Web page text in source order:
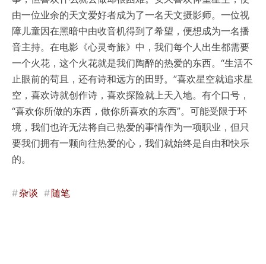
由一位业余的天文爱好者成为了一名天文摄影师。一位视
障儿童因在黑暗中由收音机得到了希望，便想成为一名播
音主持。在电影《心灵奇旅》中，我们每个人出生都需要
一个火花，这个火花就是我们陶醉的热爱的东西。“生活不
止眼前的苟且，还有诗和远方的田野。”喜欢星空就追求星
空，喜欢诗就创作诗，喜欢探险就上天入地。有个口号，
“喜欢你所做的东西，做你所喜欢的东西”。可能受限于环
境，我们也许无法将自己热爱的事情作为一项职业，但只
要我们拥有一颗向往热爱的心，我们就始终是自由和快乐
的。
#杂谈 #随笔